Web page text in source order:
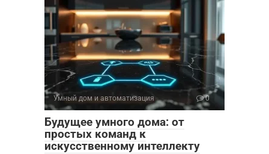
Умный дом и автоматизация 0
Будущее умного дома: от
простых команд к
искусственному интеллекту